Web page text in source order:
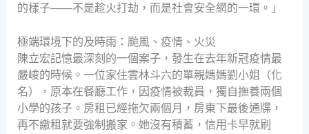
的樣子——不是趁火打劫，而是社會安全網的一環。」
極端環境下的及時雨：颱風、疫情、火災
陳立宏記憶最深刻的一個案子，發生在去年新冠疫情最
嚴峻的時候。一位家住雲林斗六的單親媽媽劉小姐（化
名），原本在餐廳工作，因疫情被裁員，獨自撫養兩個
小學的孩子。房租已經拖欠兩個月，房東下最後通牒，
再不繳租就要強制搬家。她沒有積蓄，信用卡早就刷